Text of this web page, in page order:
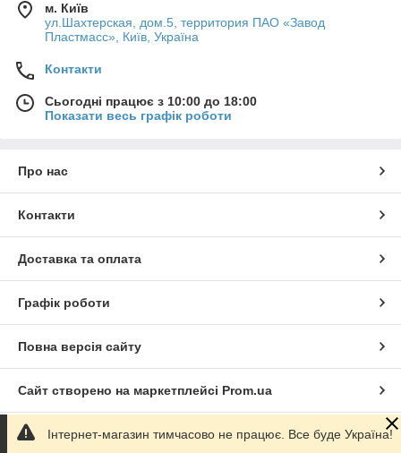
м. Київ
ул.Шахтерская, дом.5, территория ПАО «Завод
Пластмасс», Київ, Україна
Контакти
Сьогодні працює з 10:00 до 18:00
Показати весь графік роботи
Про нас
Контакти
Доставка та оплата
Графік роботи
Повна версія сайту
Сайт створено на маркетплейсі Prom.ua
Політика конфіденційності
Інтернет-магазин тимчасово не працює. Все буде Україна!